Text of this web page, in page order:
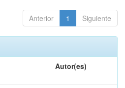
Anterior 1 Siguiente
Autor(es)